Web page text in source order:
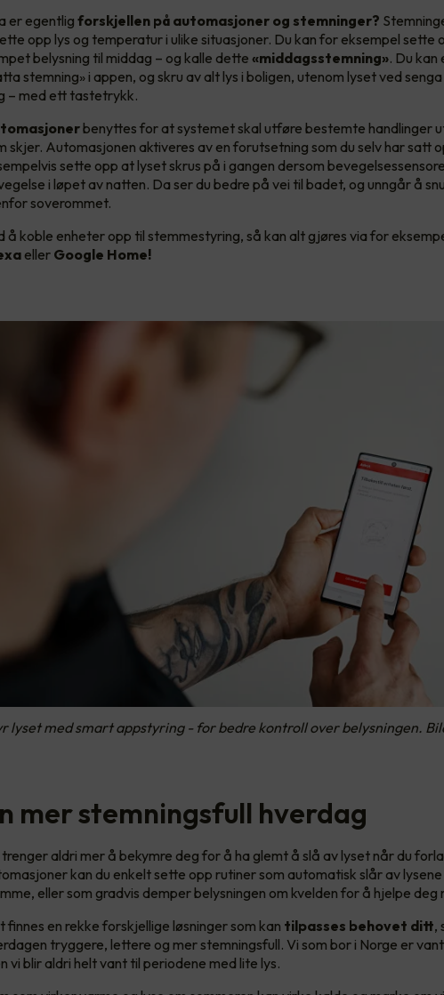
er egentlig forskjellen på automasjoner og stemninger?
opp lys og temperatur i ulike situasjoner. Du kan for eksempel sette
belysning til middag – og kalle dette «middagsstemning». Du
stemning» i appen, og skru av alt lys i boligen, utenom lyset ved
– med ett tastetrykk.
benyttes for at systemet skal utføre bestemte handlinger
skjer. Automasjonen aktiveres av en forutsetning som du selv har satt
sette opp at lyset skrus på i gangen dersom
i løpet av natten. Da ser du bedre på vei til badet, og unngår å
soverommet.
å koble enheter opp til stemmestyring, så kan alt gjøres via for
eller Google Home!
lyset med smart appstyring - for bedre kontroll over belysningen.
mer stemningsfull hverdag
trenger aldri mer å bekymre deg for å ha glemt å slå av lyset når du
kan du enkelt sette opp rutiner som automatisk slår av
eller som gradvis demper belysningen om kvelden for å hjelpe deg
finnes en rekke forskjellige løsninger som kan tilpasses behovet ditt,
tryggere, lettere og mer stemningsfull. Vi som bor i Norge er
vi blir aldri helt vant til periodene med lite lys.